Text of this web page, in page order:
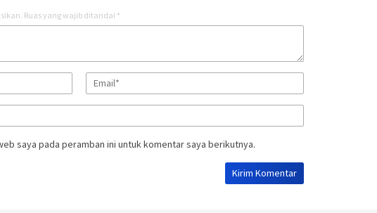
Ruas yang wajib ditandai *
saya pada peramban ini untuk komentar saya berikutnya.